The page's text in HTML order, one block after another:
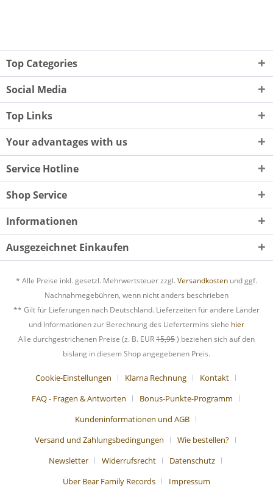
Top Categories
Social Media
Top Links
Your advantages with us
Service Hotline
Shop Service
Informationen
Ausgezeichnet Einkaufen
* Alle Preise inkl. gesetzl. Mehrwertsteuer zzgl. Versandkosten und ggf.
Nachnahmegebühren, wenn nicht anders beschrieben
** Gilt für Lieferungen nach Deutschland. Lieferzeiten für andere Länder
und Informationen zur Berechnung des Liefertermins siehe hier
Alle durchgestrichenen Preise (z. B. EUR15,95) beziehen sich auf den
bislang in diesem Shop angegebenen Preis.
Cookie-Einstellungen Klarna Rechnung
Kontakt
FAQ - Fragen & Antworten
Bonus-Punkte-Programm
Kundeninformationen und AGB
Versand und Zahlungsbedingungen
Wie bestellen?
Newsletter
Widerrufsrecht
Datenschutz
Über Bear Family Records
Impressum